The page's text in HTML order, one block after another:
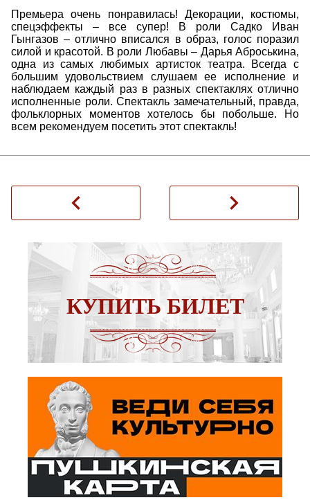
Премьера очень понравилась! Декорации, костюмы,
спецэффекты – все супер! В роли Садко Иван
Гынгазов – отлично вписался в образ, голос поразил
силой и красотой. В роли Любавы – Дарья Аброськина,
одна из самых любимых артисток театра. Всегда с
большим удовольствием слушаем ее исполнение и
наблюдаем каждый раз в разных спектаклях отлично
исполненные роли. Спектакль замечательный, правда,
фольклорных моментов хотелось бы побольше. Но
всем рекомендуем посетить этот спектакль!
navigate_before navigate_next
КУПИТЬ БИЛЕТ